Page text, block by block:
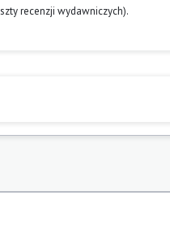
recenzji wydawniczych).